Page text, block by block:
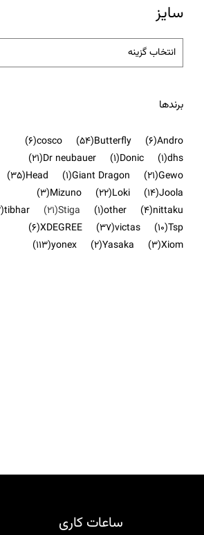
سایز
انتخاب گزینه
برندها
Andro
(6)
Butterfly
(54)
cosco
(6)
dhs
(1)
Donic
(1)
Dr neubauer
(21)
Gewo
(21)
Giant Dragon
(1)
Head
(35)
Joola
(14)
Loki
(22)
Mizuno
(3)
nittaku
(4)
other
(1)
Stiga
(21)
tibhar
(3)
Tsp
(10)
victas
(37)
XDEGREE
(6)
Xiom
(3)
Yasaka
(2)
yonex
(113)
ساعات کاری